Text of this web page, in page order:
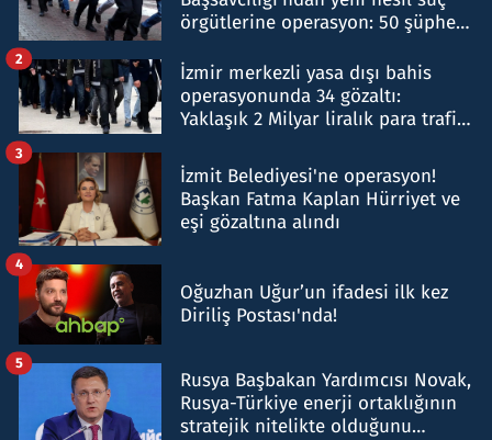
örgütlerine operasyon: 50 şüpheli
İzmir merkezli yasa dışı bahis
operasyonunda 34 gözaltı:
Yaklaşık 2 Milyar liralık para trafiği
2
İzmit Belediyesi'ne operasyon!
Başkan Fatma Kaplan Hürriyet ve
eşi gözaltına alındı
3
Oğuzhan Uğur’un ifadesi ilk kez
Diriliş Postası'nda!
4
Rusya Başbakan Yardımcısı Novak,
Rusya-Türkiye enerji ortaklığının
stratejik nitelikte olduğunu
5